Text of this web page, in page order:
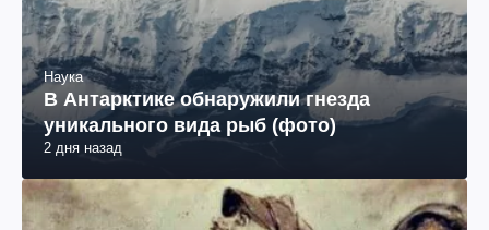
Наука
В Антарктике обнаружили гнезда
уникального вида рыб (фото)
2 дня назад